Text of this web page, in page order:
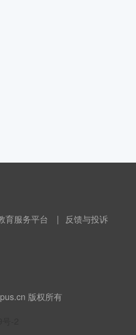
育服务平台 | 反馈与投诉
版权所有